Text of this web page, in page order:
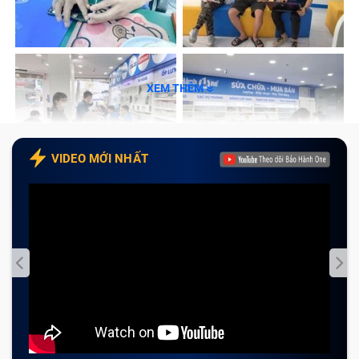
phím laptop Lenovo X1 Carbon Gen 6 tại Bảo Hành
Tạm kết
Dấu hiệu nhận biết bàn phím laptop
chữa?
xuất phân bổ hợp lý với thiết kế bằng phẳng để đảm
Tuy nhiên, trong quá trình sử dụng không cẩn
thận, laptop Lenovo X1 Carbon Gen 6 xuất hiện lỗi bàn
XEM THÊM
VIDEO MỚI NHẤT